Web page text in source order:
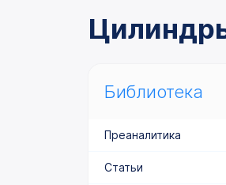
Библиотека
Преаналитика
Статьи